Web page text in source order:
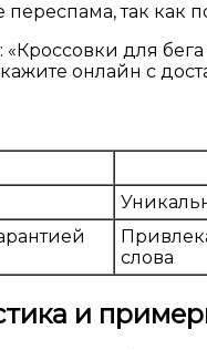
так как
для
онлайн с
слова
и